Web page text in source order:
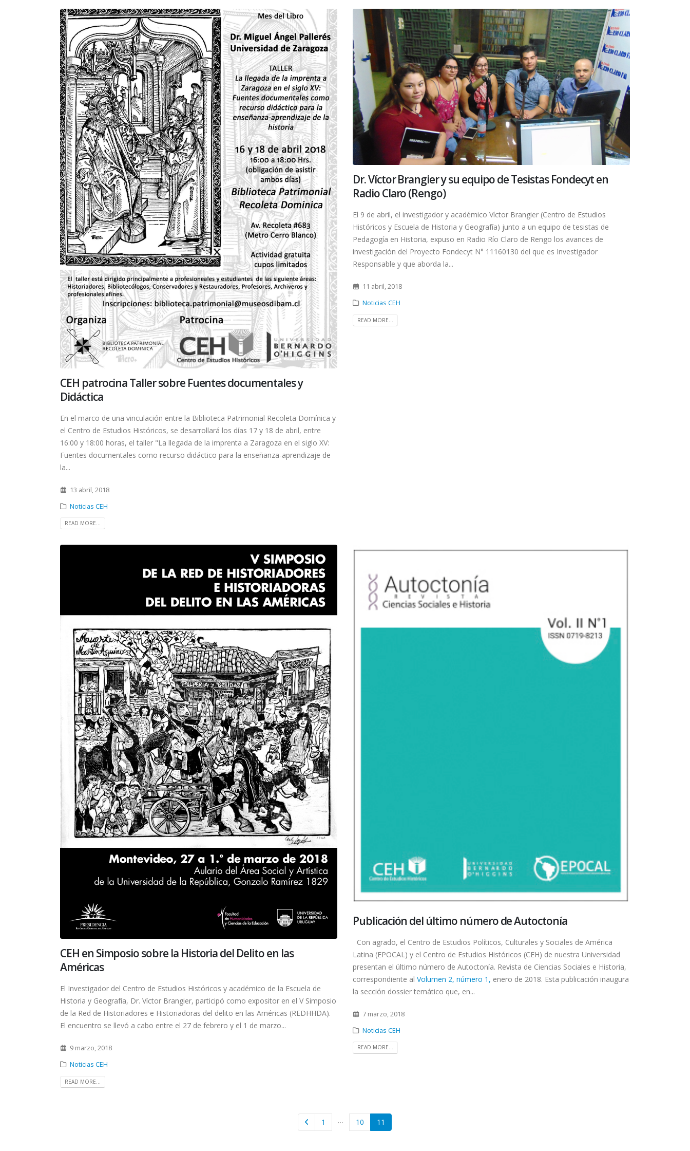
CEH patrocina Taller sobre Fuentes documentales y
Didáctica
En el marco de una vinculación entre la Biblioteca Patrimonial Recoleta Domínica y
el Centro de Estudios Históricos, se desarrollará los días 17 y 18 de abril, entre
16:00 y 18:00 horas, el taller "La llegada de la imprenta a Zaragoza en el siglo XV:
Fuentes documentales como recurso didáctico para la enseñanza-aprendizaje de
la...
13 abril, 2018
Noticias CEH
READ MORE...
Dr. Víctor Brangier y su equipo de Tesistas Fondecyt en
Radio Claro (Rengo)
El 9 de abril, el investigador y académico Víctor Brangier (Centro de Estudios
Históricos y Escuela de Historia y Geografía) junto a un equipo de tesistas de
Pedagogía en Historia, expuso en Radio Río Claro de Rengo los avances de
investigación del Proyecto Fondecyt N° 11160130 del que es Investigador
Responsable y que aborda la...
11 abril, 2018
Noticias CEH
READ MORE...
CEH en Simposio sobre la Historia del Delito en las
Américas
El Investigador del Centro de Estudios Históricos y académico de la Escuela de
Historia y Geografía, Dr. Víctor Brangier, participó como expositor en el V Simposio
de la Red de Historiadores e Historiadoras del delito en las Américas (REDHHDA).
El encuentro se llevó a cabo entre el 27 de febrero y el 1 de marzo...
9 marzo, 2018
Noticias CEH
READ MORE...
Publicación del último número de Autoctonía
Con agrado, el Centro de Estudios Políticos, Culturales y Sociales de América
Latina (EPOCAL) y el Centro de Estudios Históricos (CEH) de nuestra Universidad
presentan el último número de Autoctonía. Revista de Ciencias Sociales e Historia,
correspondiente al Volumen 2, número 1, enero de 2018. Esta publicación inaugura
la sección dossier temático que, en...
7 marzo, 2018
Noticias CEH
READ MORE...
1 … 10 11